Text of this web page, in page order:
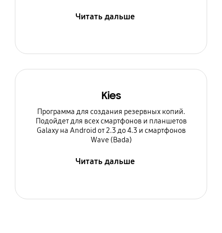
Читать дальше
Kies
Программа для создания резервных копий.
Подойдет для всех смартфонов и планшетов
Galaxy на Android от 2.3 до 4.3 и смартфонов
Wave (Bada)
Читать дальше